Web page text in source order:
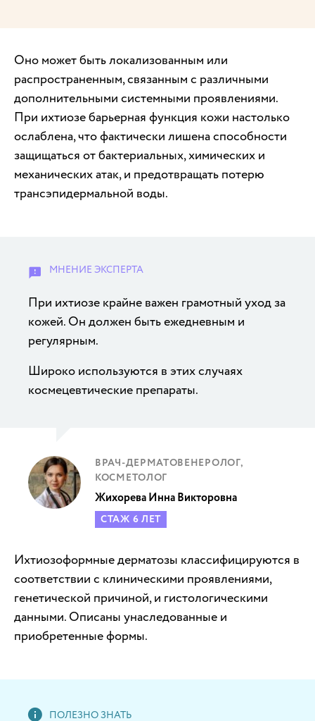
Оно может быть локализованным или
распространенным, связанным с различными
дополнительными системными проявлениями.
При ихтиозе барьерная функция кожи настолько
ослаблена, что фактически лишена способности
защищаться от бактериальных, химических и
механических атак, и предотвращать потерю
трансэпидермальной воды.
При ихтиозе крайне важен грамотный уход за
кожей. Он должен быть ежедневным и
регулярным.
Широко используются в этих случаях
космецевтические препараты.
ВРАЧ-ДЕРМАТОВЕНЕРОЛОГ,
КОСМЕТОЛОГ
Жихорева Инна Викторовна
СТАЖ 6 ЛЕТ
Ихтиозоформные дерматозы классифицируются в
соответствии с клиническими проявлениями,
генетической причиной, и гистологическими
данными. Описаны унаследованные и
приобретенные формы.